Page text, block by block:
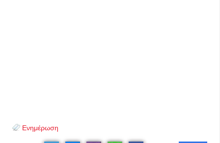
Ενημέρωση